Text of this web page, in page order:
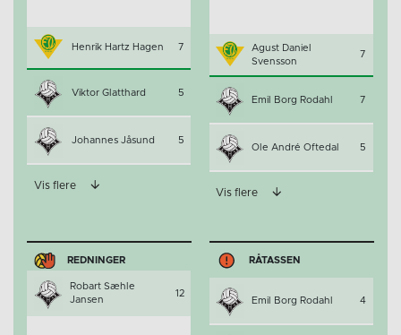
Henrik Hartz Hagen 7
Viktor Glatthard 5
Johannes Jåsund 5
Vis flere
Agust Daniel
Svensson
7
Emil Borg Rodahl 7
Ole André Oftedal 5
Vis flere
REDNINGER
Robart Sæhle
Jansen
12
RÅTASSEN
Emil Borg Rodahl 4